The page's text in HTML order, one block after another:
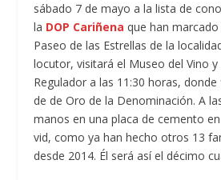
sábado 7 de mayo a la lista de
la DOP Cariñena que han
Paseo de las Estrellas de la
locutor, visitará el Museo del Vino
Regulador a las 11:30 horas,
de de Oro de la Denominación. A
manos en una placa de cemento
vid, como ya han hecho otros 13
desde 2014. Él será así el décimo